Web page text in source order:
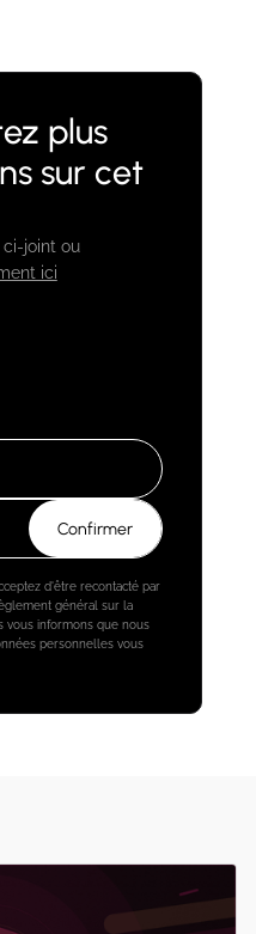
plus
sur cet
ci-joint ou
ici
d'être recontacté par
général sur la
vous informons que nous
personnelles vous